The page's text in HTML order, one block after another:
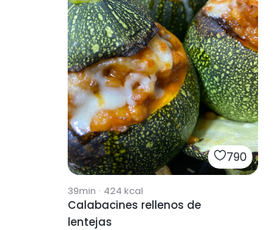
790
39min · 424 kcal
Calabacines rellenos de
lentejas